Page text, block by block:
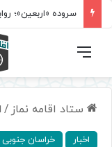
فهرست
ستاد اقامه نماز /
اخبار خراسان جنوبی